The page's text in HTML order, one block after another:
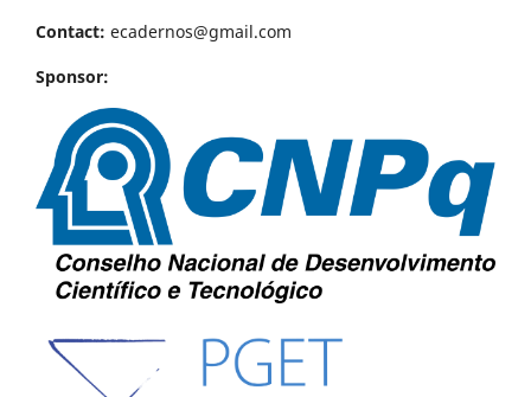
Contact: ecadernos@gmail.com
Sponsor: